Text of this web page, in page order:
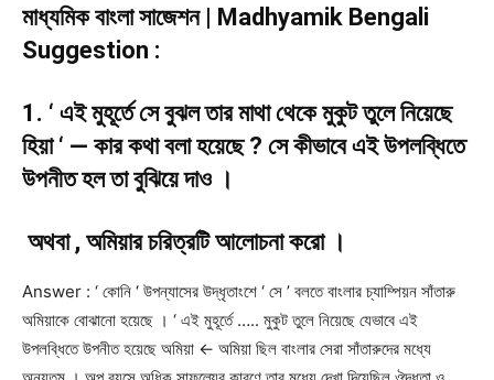
মাধ্যমিক বাংলা সাজেশন | Madhyamik Bengali
Suggestion :
1. ‘ এই মুহূর্তে সে বুঝল তার মাথা থেকে মুকুট তুলে নিয়েছে
হিয়া ‘ — কার কথা বলা হয়েছে ? সে কীভাবে এই উপলব্ধিতে
উপনীত হল তা বুঝিয়ে দাও ।
অথবা , অমিয়ার চরিত্রটি আলোচনা করো ।
Answer : ‘ কোনি ‘ উপন্যাসের উদ্ধৃতাংশে ‘ সে ’ বলতে বাংলার চ্যাম্পিয়ন সাঁতারু
অমিয়াকে বোঝানো হয়েছে । ‘ এই মুহূর্তে ….. মুকুট তুলে নিয়েছে যেভাবে এই
উপলব্ধিতে উপনীত হয়েছে অমিয়া ← অমিয়া ছিল বাংলার সেরা সাঁতারুদের মধ্যে